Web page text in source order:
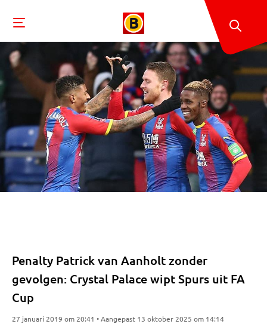
Penalty Patrick van Aanholt zonder
gevolgen: Crystal Palace wipt Spurs uit FA
Cup
27 januari 2019 om 20:41 • Aangepast 13 oktober 2025 om 14:14